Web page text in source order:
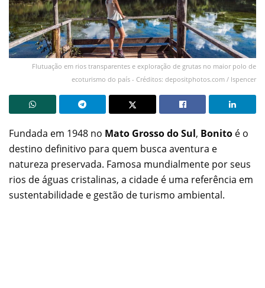
Flutuação em rios transparentes e exploração de grutas no maior polo de
ecoturismo do país - Créditos: depositphotos.com / lspencer
Fundada em 1948 no Mato Grosso do Sul, Bonito é o
destino definitivo para quem busca aventura e
natureza preservada. Famosa mundialmente por seus
rios de águas cristalinas, a cidade é uma referência em
sustentabilidade e gestão de turismo ambiental.